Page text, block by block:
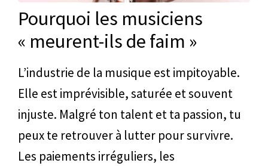
Pourquoi les musiciens
« meurent-ils de faim »
L’industrie de la musique est impitoyable.
Elle est imprévisible, saturée et souvent
injuste. Malgré ton talent et ta passion, tu
peux te retrouver à lutter pour survivre.
Les paiements irréguliers, les